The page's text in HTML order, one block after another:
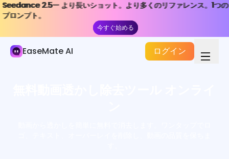
Seedance 2.5— より長いショット。より多くのリファレンス。1つの
プロンプト。
今すぐ始める
Seedance 2.5— より長いショット。より多くのリファレンス。1つの
プロンプト。
今すぐ始める
EaseMate AI ログイン
AI ビデオ
AI ビデオジェネレーター
ビデオエフェクト